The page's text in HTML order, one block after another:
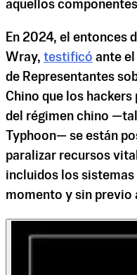
aquellos
En 2024, el entonces
Wray, testificó ante
de Representantes
Chino que los
del régimen chino
Typhoon— se están
paralizar recursos
incluidos los
momento y sin previo